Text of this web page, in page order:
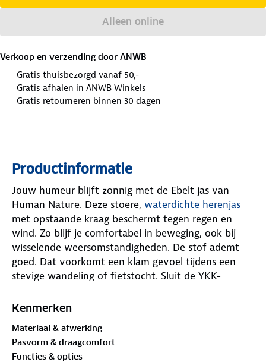
Alleen online
Verkoop en verzending door ANWB
Gratis thuisbezorgd vanaf 50,-
Gratis afhalen in ANWB Winkels
Gratis retourneren binnen 30 dagen
Productinformatie
Jouw humeur blijft zonnig met de Ebelt jas van
Human Nature. Deze stoere, waterdichte herenjas
met opstaande kraag beschermt tegen regen en
wind. Zo blijf je comfortabel in beweging, ook bij
wisselende weersomstandigheden. De stof ademt
goed. Dat voorkomt een klam gevoel tijdens een
stevige wandeling of fietstocht. Sluit de YKK-
je de drukknopen dicht. Dubbel beschermd tegen
Word je warm? Open de rugventilatie. Haal de
Kenmerken
Materiaal & afwerking
Pasvorm & draagcomfort
Functies & opties